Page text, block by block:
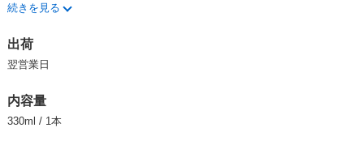
【ひと言メモ】
そんな思いから生まれたアメリカンウィート。「アメリカンウィートなの
にアメリカンホップでまとめていないのですか？」と尋ねられることがあ
ーが存在していなかった時代、ドイツの小麦ビール「ヴァイツェン」より
も小麦麦芽の配合率が少ないという理由から、日本の「アメリカンコーヒ
続きを見る
出荷
翌営業日
内容量
330ml / 1本